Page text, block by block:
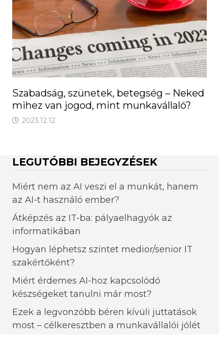
Szabadság, szünetek, betegség – Neked
mihez van jogod, mint munkavállaló?
2023.12.12.
LEGUTÓBBI BEJEGYZÉSEK
Miért nem az AI veszi el a munkát, hanem
az AI-t használó ember?
Átképzés az IT-ba: pályaelhagyók az
informatikában
Hogyan léphetsz szintet medior/senior IT
szakértőként?
Miért érdemes AI-hoz kapcsolódó
készségeket tanulni már most?
Ezek a legvonzóbb béren kívüli juttatások
most – célkeresztben a munkavállalói jólét